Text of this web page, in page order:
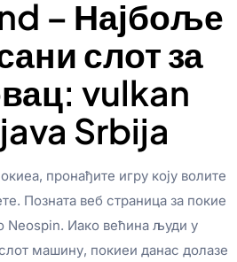
– Најбоље
слот за
vulkan
Srbija
пронађите игру коју волите
Позната веб страница за покие
Neospin. Иако већина људи у
машину, покиеи данас долазе